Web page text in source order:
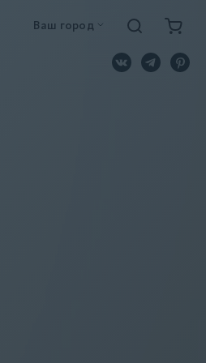
Ваш город